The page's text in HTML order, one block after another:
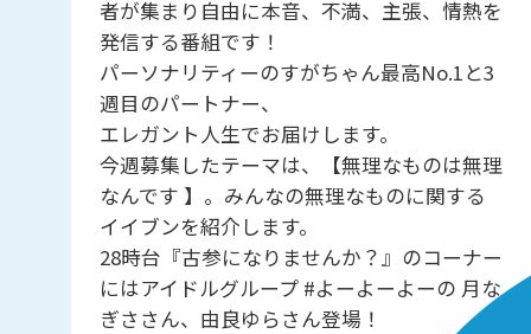
者が集まり自由に本音、不満、主張、情熱を
発信する番組です！
パーソナリティーのすがちゃん最高No.1と3
週目のパートナー、
エレガント人生でお届けします。
今週募集したテーマは、【無理なものは無理
なんです 】。みんなの無理なものに関する
イイブンを紹介します。
28時台『古参になりませんか？』のコーナー
にはアイドルグループ #よーよーよーの 月な
ぎささん、由良ゆらさん登場！